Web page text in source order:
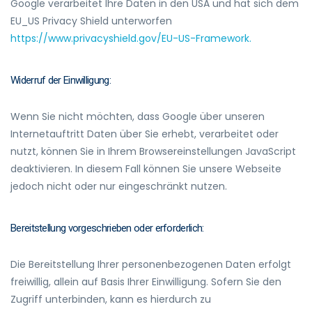
Google verarbeitet Ihre Daten in den USA und hat sich dem
EU_US Privacy Shield unterworfen
https://www.privacyshield.gov/EU-US-Framework.
Widerruf der Einwilligung:
Wenn Sie nicht möchten, dass Google über unseren
Internetauftritt Daten über Sie erhebt, verarbeitet oder
nutzt, können Sie in Ihrem Browsereinstellungen JavaScript
deaktivieren. In diesem Fall können Sie unsere Webseite
jedoch nicht oder nur eingeschränkt nutzen.
Bereitstellung vorgeschrieben oder erforderlich:
Die Bereitstellung Ihrer personenbezogenen Daten erfolgt
freiwillig, allein auf Basis Ihrer Einwilligung. Sofern Sie den
Zugriff unterbinden, kann es hierdurch zu